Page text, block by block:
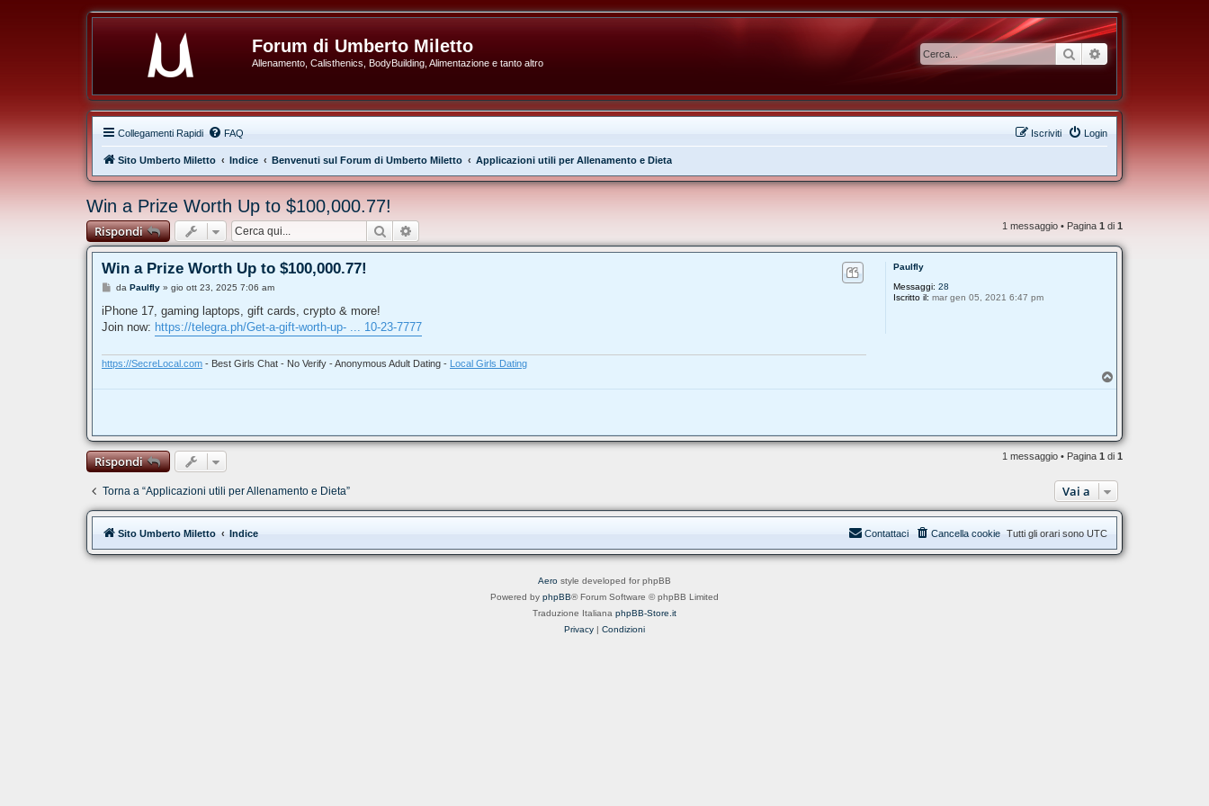
Forum di Umberto Miletto
Allenamento, Calisthenics, BodyBuilding, Alimentazione e tanto altro
Cerca Ricerca avanzata
Collegamenti Rapidi FAQ Login
Iscriviti
Sito Umberto Miletto Indice Benvenuti sul Forum di Umberto Miletto Applicazioni utili per Allenamento e Dieta
Win a Prize Worth Up to $100,000.77!
Rispondi Cerca 1 messaggio • Pagina 1 di 1
Paulfly
Messaggi: 28
Iscritto il: mar gen 05, 2021 6:47 pm
Win a Prize Worth Up to $100,000.77!
M
s
a
i
da Paulfly» gio ott 23, 2025 7:06 am
iPhone 17, gaming laptops, gift cards, crypto & more!
Join now: https://telegra.ph/Get-a-gift-worth-up- ... 10-23-7777
https://SecreLocal.com - Best Girls Chat - No Verify - Anonymous Adult Dating - Local Girls Dating
o
Rispondi 1 messaggio • Pagina 1 di 1
Torna a “Applicazioni utili per Allenamento e Dieta” Vai a
Sito Umberto Miletto Indice Tutti gli orari sono UTC
Cancella cookie
Contattaci
Aero style developed for phpBB
Powered by phpBB® Forum Software © phpBB Limited
Traduzione Italiana phpBB-Store.it
Privacy | Condizioni